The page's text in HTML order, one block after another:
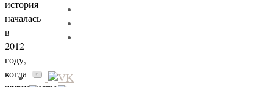
история
началась
в
2012
году,
когда